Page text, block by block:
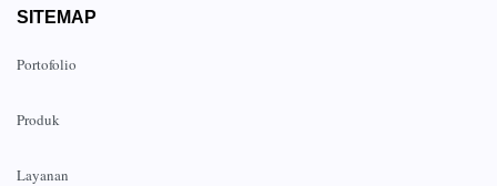
SITEMAP
Portofolio
Produk
Layanan